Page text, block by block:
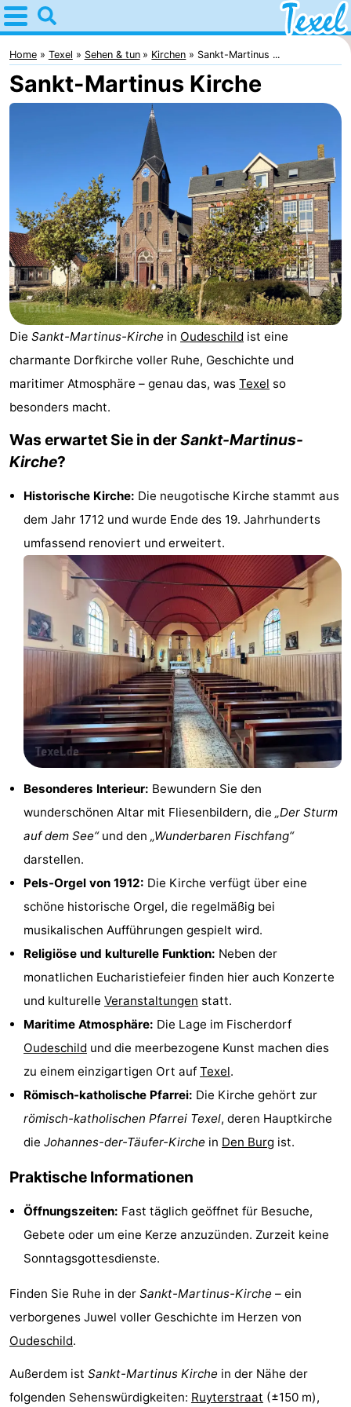
Home
Texel
Tipps
Den
Burg
-
Den
Hoorn
-
De
Cocksdorp
-
De
-
De
Waal
-
Oosterend
Natur
Aussichtspunkte
Übernachten
Appartements
Bosch
en
De
Holland
Land
Zeezicht
Strandhuys
Strandplevier
Campingplätze
Ferienhäuser
Eibernest
Hoogelandt
Beach
Park
Texel
Buytenveldt
De
Krim
EuroParcs
Texel
Kustpark
Texel
Sluftervallei
Strandhuys
-
Villapark
Residentie
Texel
Villapark
Vogelmient
Hotels
Zimmer
(mit
Lastminutes
Sehen
Home Texel Sehen & tun Kirchen Sankt-Martinus ...
Sankt-Martinus Kirche
Die Sankt-Martinus-Kirche in Oudeschild ist eine
charmante Dorfkirche voller Ruhe, Geschichte und
maritimer Atmosphäre – genau das, was Texel so
besonders macht.
Was erwartet Sie in derSankt-Martinus-
Kirche?
Historische Kirche: Die neugotische Kirche stammt aus
dem Jahr 1712 und wurde Ende des 19. Jahrhunderts
umfassend renoviert und erweitert.
Besonderes Interieur: Bewundern Sie den
wunderschönen Altar mit Fliesenbildern, die „Der Sturm
auf dem See“und den „Wunderbaren Fischfang“
darstellen.
Pels-Orgel von 1912: Die Kirche verfügt über eine
schöne historische Orgel, die regelmäßig bei
musikalischen Aufführungen gespielt wird.
Religiöse und kulturelle Funktion: Neben der
monatlichen Eucharistiefeier finden hier auch Konzerte
und kulturelle Veranstaltungen statt.
Maritime Atmosphäre: Die Lage im Fischerdorf
Oudeschild und die meerbezogene Kunst machen dies
zu einem einzigartigen Ort auf Texel.
Römisch-katholische Pfarrei: Die Kirche gehört zur
römisch-katholischen Pfarrei Texel, deren Hauptkirche
die Johannes-der-Täufer-Kirche in Den Burg ist.
Praktische Informationen
Öffnungszeiten: Fast täglich geöffnet für Besuche,
Gebete oder um eine Kerze anzuzünden. Zurzeit keine
Sonntagsgottesdienste.
Finden Sie Ruhe in der Sankt-Martinus-Kirche – ein
verborgenes Juwel voller Geschichte im Herzen von
Oudeschild.
Außerdem ist Sankt-Martinus Kirche in der Nähe der
folgenden Sehenswürdigkeiten: Ruyterstraat (±150 m),